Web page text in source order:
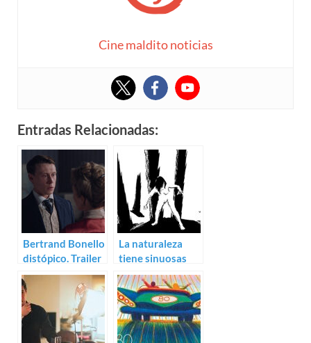
Cine maldito noticias
Entradas Relacionadas:
Bertrand Bonello
distópico. Trailer
para La bête
La naturaleza
tiene sinuosas
formas de mujer,
trailer del corto
animado La bête